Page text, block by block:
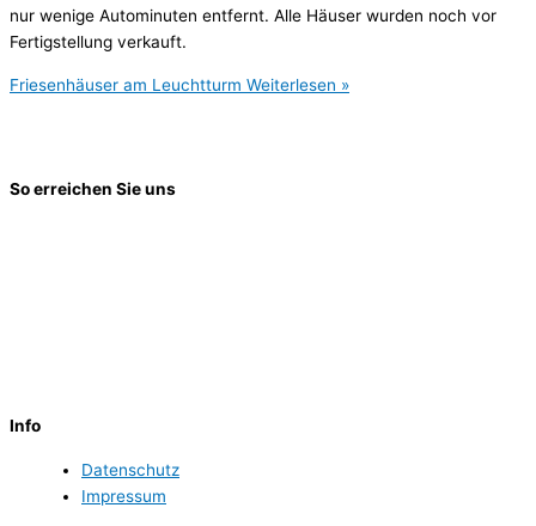
nur wenige Autominuten entfernt. Alle Häuser wurden noch vor
Fertigstellung verkauft.
Friesenhäuser am Leuchtturm Weiterlesen »
So erreichen Sie uns
Info
Datenschutz
Impressum